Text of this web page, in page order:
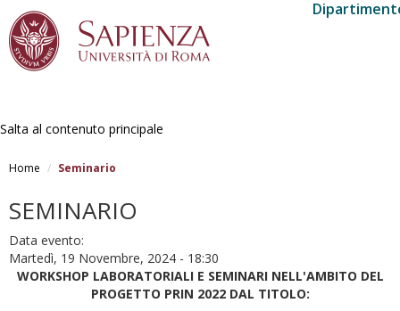
Salta al contenuto principale
Home Seminario
SEMINARIO
Data evento:
Martedì, 19 Novembre, 2024 - 18:30
WORKSHOP LABORATORIALI E SEMINARI NELL'AMBITO DEL
PROGETTO PRIN 2022 DAL TITOLO: